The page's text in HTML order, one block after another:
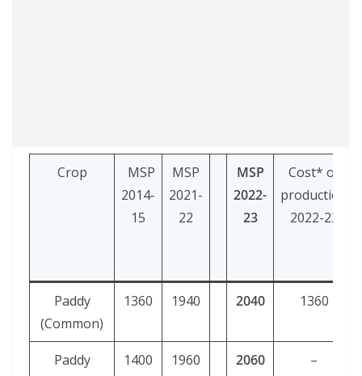
Crop
MSP
2014-
15
MSP
2021-
22
MSP
2022-
23
Cost* of
production
2022-23
Paddy
(Common)
1360 1940 2040 1360
Paddy
1400 1960 2060 –